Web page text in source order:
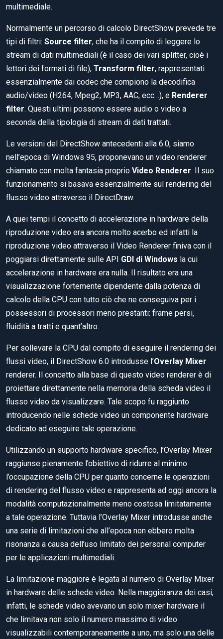
multimediale.
Normalmente un percorso di calcolo DirectShow prevede tre
tipi di filtri: Source filter, che ha il compito di leggere lo
stream di dati multimediali (è il caso dei vari splitter, cioè i
lettori dei formati di file), Transform filter, rappresentati
essenzialmente dai codec che compiono la decodifica
audio/video (H264, Mpeg2, MP3, AAC, ecc…), e Renderer
filter. Questi ultimi possono essere audio o video a
seconda della tipologia di stream di dati trattati.
Le versioni del DirectShow antecedenti alla 6.0, siamo
nell’epoca di Windows 95, proponevano un video renderer
chiamato con molta fantasia proprio Video Renderer. Il suo
funzionamento si basava essenzialmente sul rendering del
flusso video attraverso il DirectDraw.
A quei tempi il concetto di accelerazione in hardware della
riproduzione video era ancora molto acerbo ed infatti la
riproduzione video attraverso il Video Renderer finiva con il
poggiarsi direttamente sulle API GDI di Windows la cui
accelerazione in hardware era nulla. Il risultato era una
visualizzazione fortemente dipendente dalla potenza di
calcolo della CPU con tutto ciò che ne conseguiva per i
possessori di processori meno prestanti: frame persi,
fluidità a tratti e quant’altro.
Per sollevare la CPU dal compito di eseguire il rendering dei
flussi video, il DirectShow 6.0 introdusse l’Overlay Mixer
renderer. Il concetto alla base di questo video renderer è di
proiettare direttamente nella memoria della scheda video il
flusso video da visualizzare. Tale scopo fu raggiunto
introducendo nelle schede video un componente hardware
dedicato ad eseguire tale operazione.
Utilizzando un supporto hardware specifico, l’Overlay Mixer
raggiunse pienamente l’obiettivo di ridurre al minimo
l’occupazione della CPU per quanto concerne le operazioni
di rendering del flusso video e rappresenta ad oggi ancora la
modalità computazionalmente meno costosa limitatamente
a tale operazione. Tuttavia l’Overlay Mixer introdusse anche
una serie di limitazioni che all’epoca non ebbero molta
risonanza a causa dell’uso limitato dei personal computer
per le applicazioni multimediali.
La limitazione maggiore è legata al numero di Overlay Mixer
in hardware delle schede video. Nella maggioranza dei casi,
infatti, le schede video avevano un solo mixer hardware il
che limitava non solo il numero massimo di video
visualizzabili contemporaneamente a uno, ma solo una delle